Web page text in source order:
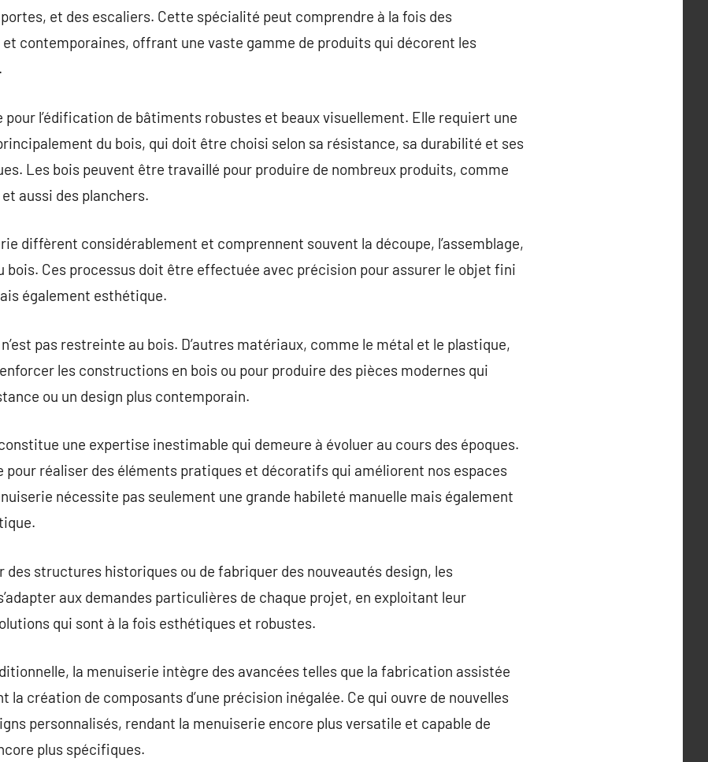
et des escaliers. Cette spécialité peut comprendre à la fois des
contemporaines, offrant une vaste gamme de produits qui décorent les
l’édification de bâtiments robustes et beaux visuellement. Elle requiert une
du bois, qui doit être choisi selon sa résistance, sa durabilité et ses
Les bois peuvent être travaillé pour produire de nombreux produits, comme
aussi des planchers.
diffèrent considérablement et comprennent souvent la découpe, l’assemblage,
bois. Ces processus doit être effectuée avec précision pour assurer le objet fini
également esthétique.
pas restreinte au bois. D’autres matériaux, comme le métal et le plastique,
les constructions en bois ou pour produire des pièces modernes qui
ou un design plus contemporain.
une expertise inestimable qui demeure à évoluer au cours des époques.
réaliser des éléments pratiques et décoratifs qui améliorent nos espaces
nécessite pas seulement une grande habileté manuelle mais également
des structures historiques ou de fabriquer des nouveautés design, les
aux demandes particulières de chaque projet, en exploitant leur
qui sont à la fois esthétiques et robustes.
la menuiserie intègre des avancées telles que la fabrication assistée
création de composants d’une précision inégalée. Ce qui ouvre de nouvelles
personnalisés, rendant la menuiserie encore plus versatile et capable de
plus spécifiques.